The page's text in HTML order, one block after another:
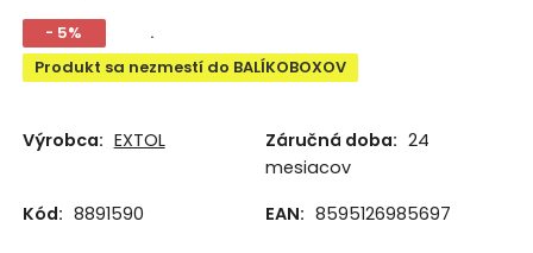
- 5%
.
Produkt sa nezmestí do BALÍKOBOXOV
Výrobca: EXTOL Záručná doba: 24
mesiacov
Kód: 8891590 EAN: 8595126985697